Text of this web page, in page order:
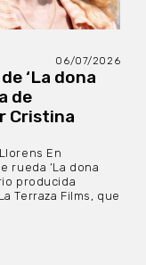
06/07/2026
‘La dona
de
Cristina
En
rueda ‘La dona
producida
Terraza Films, que